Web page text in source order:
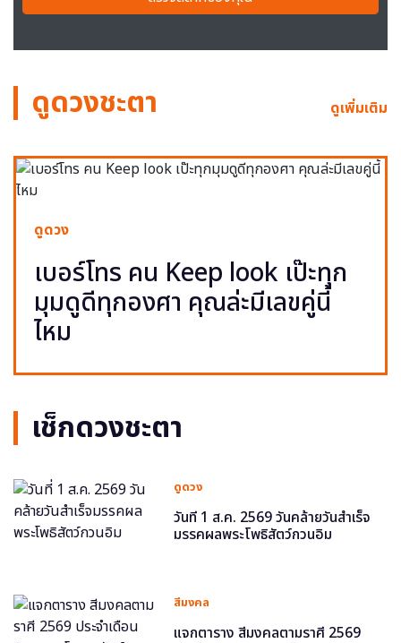
ดูดวงชะตา ดูเพิ่มเติม
ดูดวง
เบอร์โทร คน Keep look เป๊ะทุก
มุมดูดีทุกองศา คุณล่ะมีเลขคู่นี้
ไหม
เช็กดวงชะตา
ดูดวง
วันที่ 1 ส.ค. 2569 วันคล้ายวันสำเร็จ
มรรคผลพระโพธิสัตว์กวนอิม
สีมงคล
แจกตาราง สีมงคลตามราศี 2569